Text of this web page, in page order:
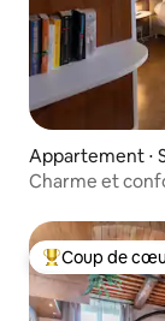
Appartement ⋅
Charme et
Coups de cœur
Coup de